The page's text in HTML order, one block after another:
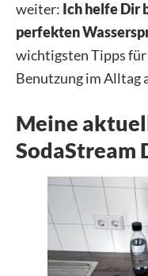
weiter: Ich helfe Dir
perfekten
wichtigsten Tipps für
Benutzung im Alltag
Meine
SodaStream